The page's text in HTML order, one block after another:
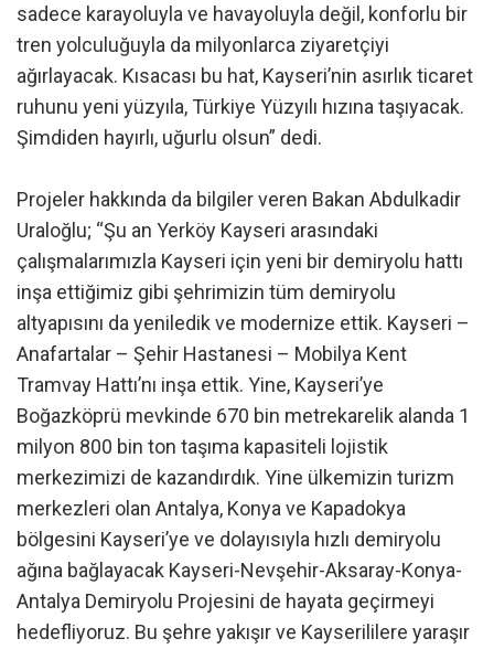
sadece karayoluyla ve havayoluyla değil, konforlu bir
tren yolculuğuyla da milyonlarca ziyaretçiyi
ağırlayacak. Kısacası bu hat, Kayseri’nin asırlık ticaret
ruhunu yeni yüzyıla, Türkiye Yüzyılı hızına taşıyacak.
Şimdiden hayırlı, uğurlu olsun” dedi.
Projeler hakkında da bilgiler veren Bakan Abdulkadir
Uraloğlu; “Şu an Yerköy Kayseri arasındaki
çalışmalarımızla Kayseri için yeni bir demiryolu hattı
inşa ettiğimiz gibi şehrimizin tüm demiryolu
altyapısını da yeniledik ve modernize ettik. Kayseri –
Anafartalar – Şehir Hastanesi – Mobilya Kent
Tramvay Hattı’nı inşa ettik. Yine, Kayseri’ye
Boğazköprü mevkinde 670 bin metrekarelik alanda 1
milyon 800 bin ton taşıma kapasiteli lojistik
merkezimizi de kazandırdık. Yine ülkemizin turizm
merkezleri olan Antalya, Konya ve Kapadokya
bölgesini Kayseri’ye ve dolayısıyla hızlı demiryolu
ağına bağlayacak Kayseri-Nevşehir-Aksaray-Konya-
Antalya Demiryolu Projesini de hayata geçirmeyi
hedefliyoruz. Bu şehre yakışır ve Kayserililere yaraşır